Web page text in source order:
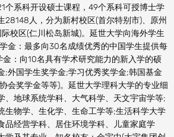
个系科开设硕士课程，49个系科可授博士学
28148人，分为新村校区(首尔特别市)、原州
校区(仁川松岛新城)。延世大学向海外学生
金：最多向30名成绩优秀的中国学生提供每
：向10名具有学术研究能力的新入学的硕
;外国学生奖学金;学习优秀奖学金;韩国基金
会奖学金等等)。延世大学理科大学的专业细
、地球系统学科、大气科学、天文宇宙学等;
生物学、生化学、生命工学等;生活科学大学
品经营学科、居住环境学科、儿童家庭学